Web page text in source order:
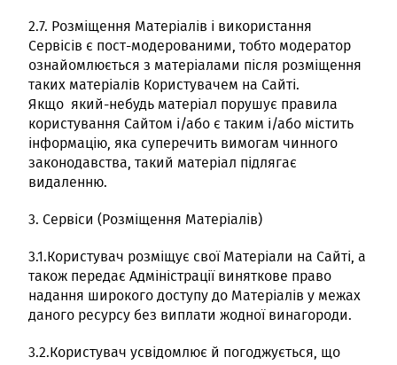
2.7. Розміщення Матеріалів і використання
Сервісів є пост-модерованими, тобто модератор
ознайомлюється з матеріалами після розміщення
таких матеріалів Користувачем на Сайті.
Якщо який-небудь матеріал порушує правила
користування Сайтом і/або є таким і/або містить
інформацію, яка суперечить вимогам чинного
законодавства, такий матеріал підлягає
видаленню.
3. Сервіси (Розміщення Матеріалів)
3.1.Користувач розміщує свої Матеріали на Сайті, а
також передає Адміністрації виняткове право
надання широкого доступу до Матеріалів у межах
даного ресурсу без виплати жодної винагороди.
3.2.Користувач усвідомлює й погоджується, що